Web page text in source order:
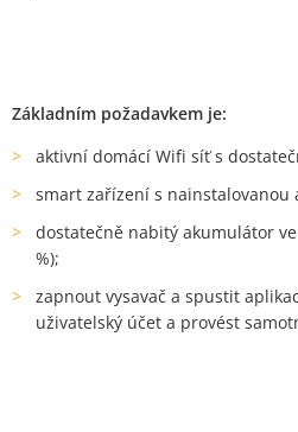
Základním požadavkem je:
aktivní domácí Wifi síť s
smart zařízení s nainstalovanou
dostatečně nabitý akumulátor
%);
zapnout vysavač a spustit
uživatelský účet a provést